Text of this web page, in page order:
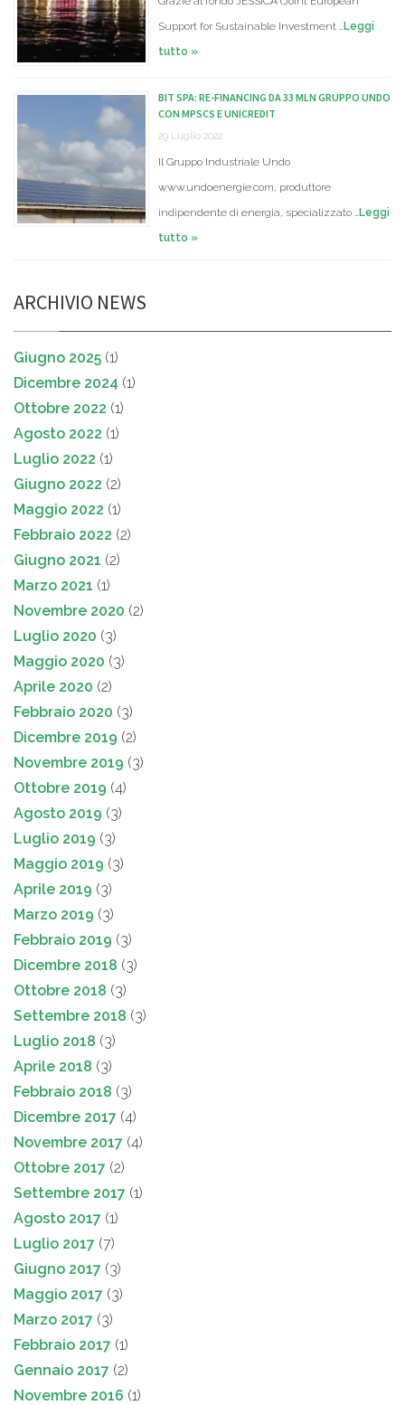
Support for Sustainable Investment … Leggi
tutto »
BIT SPA: RE-FINANCING DA 33 MLN GRUPPO UNDO
CON MPSCS E UNICREDIT
29 Luglio 2022
Il Gruppo Industriale Undo
www.undoenergie.com, produttore
indipendente di energia, specializzato … Leggi
tutto »
ARCHIVIO NEWS
Giugno 2025 (1)
Dicembre 2024 (1)
Ottobre 2022 (1)
Agosto 2022 (1)
Luglio 2022 (1)
Giugno 2022 (2)
Maggio 2022 (1)
Febbraio 2022 (2)
Giugno 2021 (2)
Marzo 2021 (1)
Novembre 2020 (2)
Luglio 2020 (3)
Maggio 2020 (3)
Aprile 2020 (2)
Febbraio 2020 (3)
Dicembre 2019 (2)
Novembre 2019 (3)
Ottobre 2019 (4)
Agosto 2019 (3)
Luglio 2019 (3)
Maggio 2019 (3)
Aprile 2019 (3)
Marzo 2019 (3)
Febbraio 2019 (3)
Dicembre 2018 (3)
Ottobre 2018 (3)
Settembre 2018 (3)
Luglio 2018 (3)
Aprile 2018 (3)
Febbraio 2018 (3)
Dicembre 2017 (4)
Novembre 2017 (4)
Ottobre 2017 (2)
Settembre 2017 (1)
Agosto 2017 (1)
Luglio 2017 (7)
Giugno 2017 (3)
Maggio 2017 (3)
Marzo 2017 (3)
Febbraio 2017 (1)
Gennaio 2017 (2)
Novembre 2016 (1)